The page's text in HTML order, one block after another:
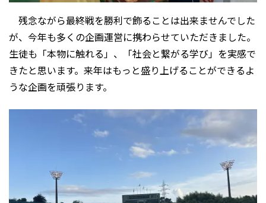
残念ながら最終戦を勝利で飾ることは出来ませんでした
が、今年も多くの企画運営に携わらせていただきました。
生徒も「本物に触れる」、「社会と繋がる学び」を実感で
きたと思います。来年はもっと盛り上げることができるよ
うな企画を頑張ります。